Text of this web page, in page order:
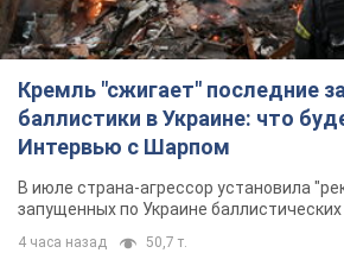
Кремль "сжигает" последние
баллистики в Украине: что
Интервью с Шарпом
В июле страна-агрессор установила
запущенных по Украине баллистических
4 часа назад 50,7 т.